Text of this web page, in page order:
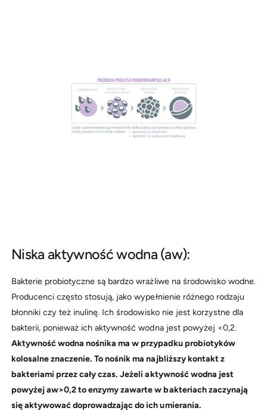
Niska aktywność wodna (aw):
Bakterie probiotyczne są bardzo wrażliwe na środowisko wodne.
Producenci często stosują, jako wypełnienie różnego rodzaju
błonniki czy też inulinę. Ich środowisko nie jest korzystne dla
bakterii, ponieważ ich aktywność wodna jest powyżej <0,2.
Aktywność wodna nośnika ma w przypadku probiotyków
kolosalne znaczenie. To nośnik ma najbliższy kontakt z
bakteriami przez cały czas. Jeżeli aktywność wodna jest
powyżej aw>0,2 to enzymy zawarte w bakteriach zaczynają
się aktywować doprowadzając do ich umierania.